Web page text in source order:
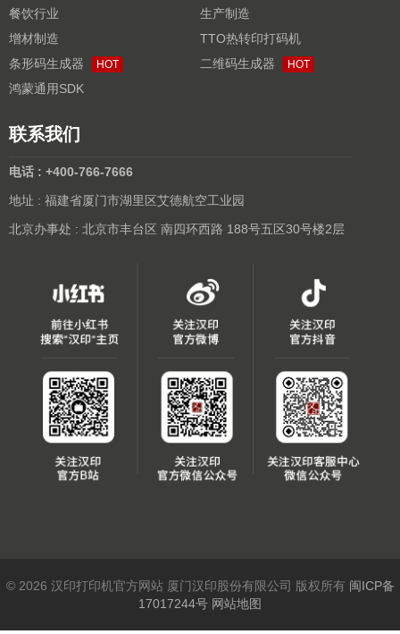
餐饮行业
生产制造
增材制造
TTO热转印打码机
条形码生成器
HOT 二维码生成器 HOT
鸿蒙通用SDK
联系我们
电话 : +400-766-7666
地址 : 福建省厦门市湖里区艾德航空工业园
北京办事处 : 北京市丰台区 南四环西路 188号五区30号楼2层
© 2026 汉印打印机官方网站 厦门汉印股份有限公司 版权所有 闽ICP备
17017244号 网站地图